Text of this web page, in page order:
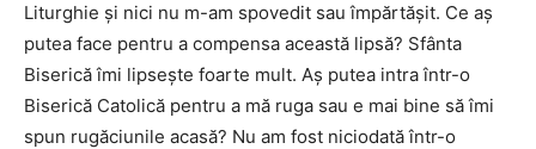
Liturghie şi nici nu m-am spovedit sau împărtăşit. Ce aş
putea face pentru a compensa această lipsă? Sfânta
Biserică îmi lipseşte foarte mult. Aş putea intra într-o
Biserică Catolică pentru a mă ruga sau e mai bine să îmi
spun rugăciunile acasă? Nu am fost niciodată într-o